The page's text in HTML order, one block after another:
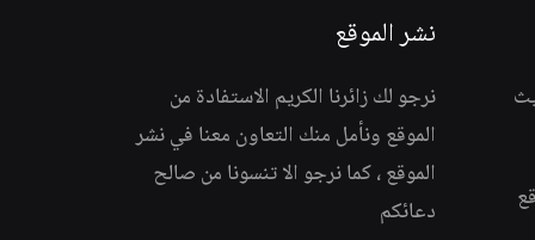
نشر الموقع
نرجو لك زائرنا الكريم الاستفادة من
الموقع ونأمل منك التعاون معنا في نشر
الموقع ، كما نرجو الا تنسونا من صالح
دعائكم